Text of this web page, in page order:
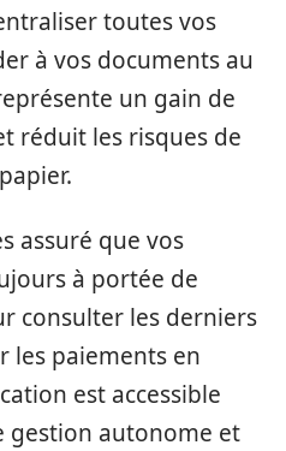
toutes vos
à vos documents au
un gain de
réduit les risques de
assuré que vos
à portée de
consulter les derniers
les paiements en
est accessible
gestion autonome et